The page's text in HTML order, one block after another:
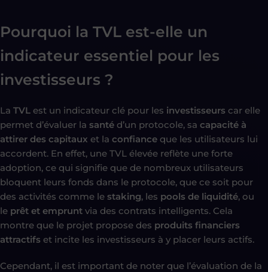
Pourquoi la TVL est-elle un
indicateur essentiel pour les
investisseurs ?
La TVL est un indicateur clé pour les investisseurs car elle
permet d’évaluer la santé d’un protocole, sa capacité à
attirer des capitaux et la confiance que les utilisateurs lui
accordent. En effet, une TVL élevée reflète une forte
adoption, ce qui signifie que de nombreux utilisateurs
bloquent leurs fonds dans le protocole, que ce soit pour
des activités comme le staking, les pools de liquidité, ou
le prêt et emprunt via des contrats intelligents. Cela
montre que le projet propose des produits financiers
attractifs et incite les investisseurs à y placer leurs actifs.
Cependant, il est important de noter que l’évaluation de la